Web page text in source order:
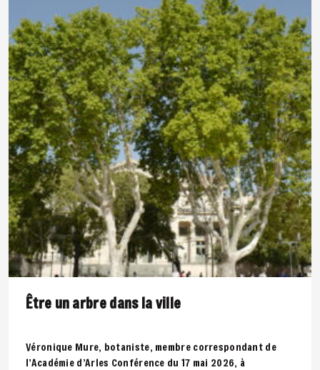
Être un arbre dans la ville
Véronique Mure, botaniste, membre correspondant de
l’Académie d’Arles Conférence du 17 mai 2026, à